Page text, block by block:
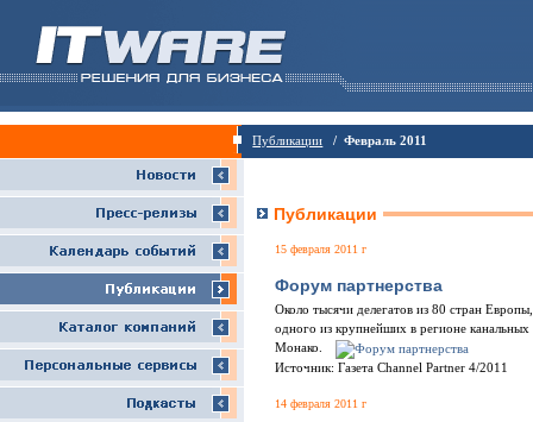
Публикации / Февраль 2011
Публикации
15 февраля 2011 г
Форум партнерства
Около тысячи делегатов из 80 стран
одного из крупнейших в регионе
Монако.
Источник: Газета Channel Partner 4/2011
14 февраля 2011 г